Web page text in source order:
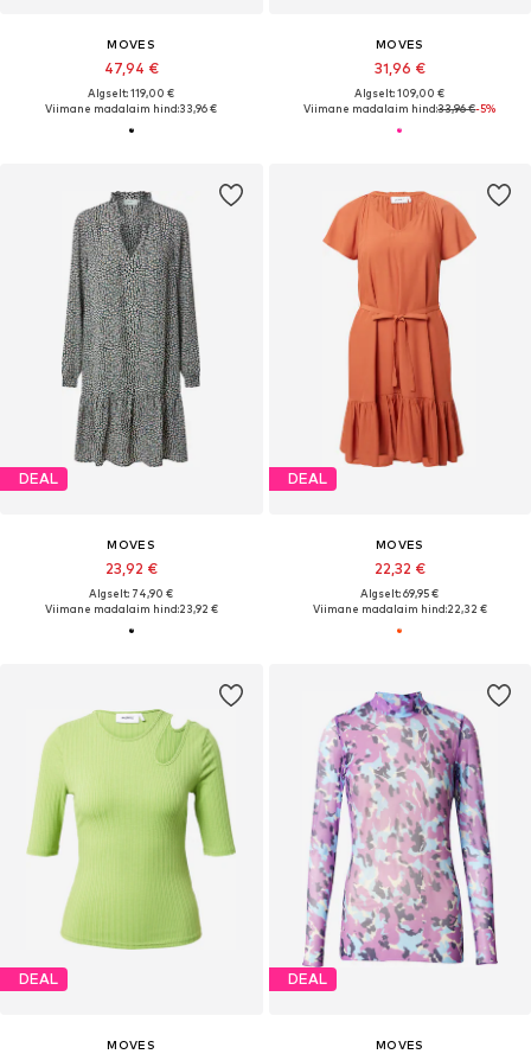
MOVES
47,94 €
Algselt: 119,00 €
Viimane madalaim hind:33,96 €
MOVES
31,96 €
Algselt: 109,00 €
Viimane madalaim hind:33,96 €-5%
DEAL
MOVES
23,92 €
Algselt: 74,90 €
Viimane madalaim hind:23,92 €
DEAL
MOVES
22,32 €
Algselt: 69,95 €
Viimane madalaim hind:22,32 €
DEAL
MOVES
DEAL
MOVES